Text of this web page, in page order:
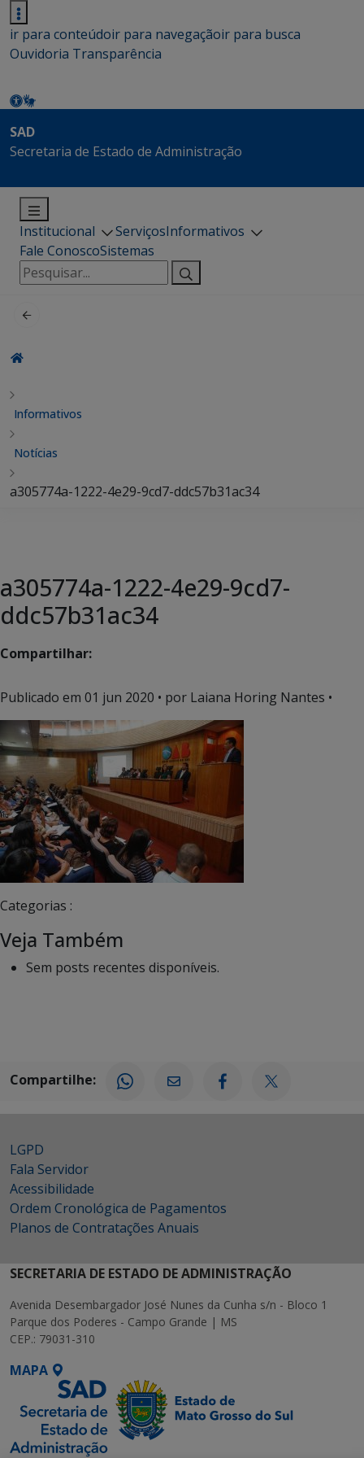
ir para conteúdoir para navegaçãoir para busca
Ouvidoria Transparência
SAD
Secretaria de Estado de Administração
Institucional ServiçosInformativos
Fale ConoscoSistemas
Pesquisar
por:
Informativos
Notícias
a305774a-1222-4e29-9cd7-ddc57b31ac34
a305774a-1222-4e29-9cd7-
ddc57b31ac34
Compartilhar:
Publicado em 01 jun 2020 • por Laiana Horing Nantes •
Categorias :
Veja Também
Sem posts recentes disponíveis.
Compartilhe:
LGPD
Fala Servidor
Acessibilidade
Ordem Cronológica de Pagamentos
Planos de Contratações Anuais
SECRETARIA DE ESTADO DE ADMINISTRAÇÃO
Avenida Desembargador José Nunes da Cunha s/n - Bloco 1
Parque dos Poderes - Campo Grande | MS
CEP.: 79031-310
MAPA